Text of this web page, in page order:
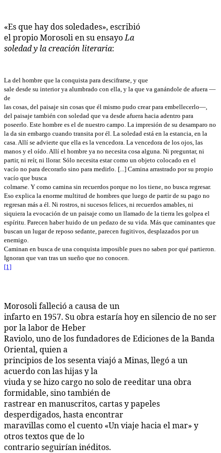
«Es que hay dos soledades», escribió
el propio Morosoli en su ensayoLa
soledad y la creación literaria:
La del hombre que la conquista para descifrarse, y que
sale desde su interior ya alumbrado con ella, y la que va ganándole de afuera —
de
las cosas, del paisaje sin cosas que él mismo pudo crear para embellecerlo—,
del paisaje también con soledad que va desde afuera hacia adentro para
poseerlo. Este hombre es el de nuestro campo. La impresión de su desamparo no
la da sin embargo cuando transita por él. La soledad está en la estancia, en la
casa. Allí se advierte que ella es la vencedora. La vencedora de los ojos, las
manos y el oído. Allí el hombre ya no necesita cosa alguna. Ni preguntar, ni
partir, ni reír, ni llorar. Sólo necesita estar como un objeto colocado en el
vacío no para decorarlo sino para medirlo. [...] Camina arrastrado por su propio
vacío que busca
colmarse. Y como camina sin recuerdos porque no los tiene, no busca regresar.
Eso explica la enorme multitud de hombres que luego de partir de su pago no
regresan más a él. Ni rostros, ni sucesos felices, ni recuerdos amables, ni
siquiera la evocación de un paisaje como un llamado de la tierra les golpea el
espíritu. Parecen haber huido de un pedazo de su vida. Más que caminantes que
buscan un lugar de reposo sedante, parecen fugitivos, desplazados por un
enemigo.
Caminan en busca de una conquista imposible pues no saben por qué partieron.
Ignoran que van tras un sueño que no conocen.
[1]
Morosoli falleció a causa de un
infarto en 1957. Su obra estaría hoy en silencio de no ser
por la labor de Heber
Raviolo, uno de los fundadores de Ediciones de la Banda
Oriental, quien a
principios de los sesenta viajó a Minas, llegó a un
acuerdo con las hijas y la
viuda y se hizo cargo no solo de reeditar una obra
formidable, sino también de
rastrear en manuscritos, cartas y papeles
desperdigados, hasta encontrar
maravillas como el cuento «Un viaje hacia el mar» y
otros textos que de lo
contrario seguirían inéditos.